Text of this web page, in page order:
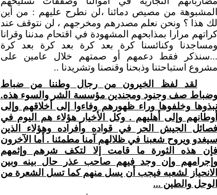
المشبوهة من مصيص دمائنا ،لن نطرح عليهم : من أين
لك هذا ؟ ونحن نعلم مصدرهم ومخرجهم ، لن نتوقف عند
كراتهم مرارا بمذابحهم المشهودة في اقتحام مدننا وقرانا
ومساجدنا وكنائسنا كرة بعد كرة بعد كرة بعد كرة
...سنذكر فقط دعمهم أو صمتهم خلال عامين على
مشروع استباحتنا وذبحنا وقنصنا وتشريدنا ..
لقد لفظ الخيرون من رجال وطننا من ضباط
وضباط صف وجنود ومجندين مؤسسة الشر والسوء هذه.
نبذوها وخلفوها وراء ظهورهم وفاءوا إلى أخلاقهم وإلى
أوطانهم وإلى أهليهم . وكل الأخيار هؤلاء هم اليوم في
فصائل الجيش الحر في قواده وأفراده وهؤلاء الذين
سيغدو ويروح شعبنا في ظلالهم آمنا مطمئنا . أما الآخرون
فإن هذه الثورة ما قامت إلا لتكف شرهم وإثمهم
وإجرامهم وإن وجد فيهم صاحب عذر حال بينه وبين
الانحياز لشعبه فيجب أن يسل منهم كما تسل الشعرة من
الوحل والطين ...